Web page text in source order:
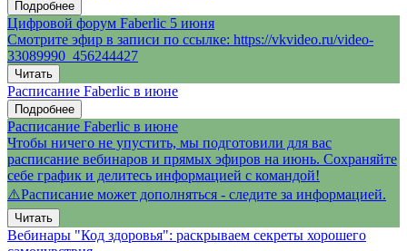
Подробнее
Цифровой форум Faberlic 5 июня
Смотрите эфир в записи по ссылке: https://vkvideo.ru/video-
33089990_456244427
Читать
Расписание Faberlic в июне
Подробнее
Расписание Faberlic в июне
Чтобы ничего не упустить, мы подготовили для вас
расписание вебинаров и прямых эфиров на июнь. Сохраняйте
себе график и делитесь информацией с командой!
⚠️Расписание может дополняться - следите за информацией.
Читать
Вебинары "Код здоровья": раскрываем секреты хорошего